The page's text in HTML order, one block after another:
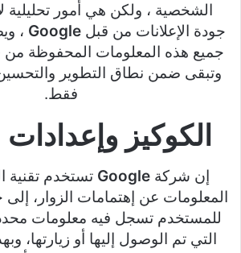
الشخصية ، ولكن هي أمور
جودة الإعلانات من قبلGoogle ،
جميع هذه المعلومات المحفوظة من
وتبقى ضمن نطاق التطوير
فقط.
الكوكيز
إن شركةGoogle تستخدم تقنية
المعلومات عن إهتمامات الزوار،
للمستخدم تسجل فيه معلومات
التي تم الوصول إليها أو زيارتها،